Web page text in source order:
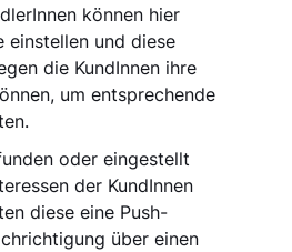
können hier
einstellen und diese
die KundInnen ihre
um entsprechende
oder eingestellt
der KundInnen
diese eine Push-
über einen